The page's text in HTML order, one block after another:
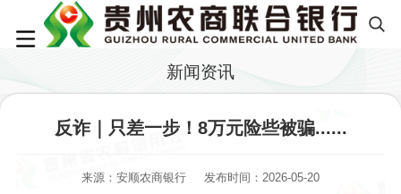
新闻资讯
反诈｜只差一步！8万元险些被骗......
来源：安顺农商银行 发布时间：2026-05-20